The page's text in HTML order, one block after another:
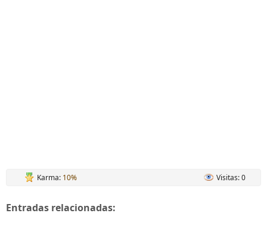
Karma: 10% Visitas: 0
Entradas relacionadas: